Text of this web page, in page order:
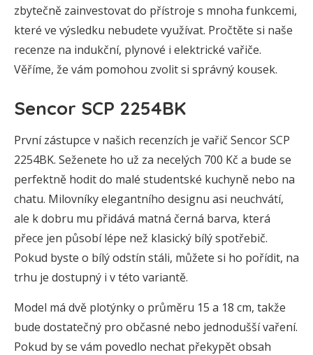
zbytečně zainvestovat do přístroje s mnoha funkcemi,
které ve výsledku nebudete využívat. Pročtěte si naše
recenze na indukční, plynové i elektrické vařiče.
Věříme, že vám pomohou zvolit si správný kousek.
Sencor SCP 2254BK
První zástupce v našich recenzích je vařič Sencor SCP
2254BK. Seženete ho už za necelých 700 Kč a bude se
perfektně hodit do malé studentské kuchyně nebo na
chatu. Milovníky elegantního designu asi neuchvátí,
ale k dobru mu přidává matná černá barva, která
přece jen působí lépe než klasický bílý spotřebič.
Pokud byste o bílý odstín stáli, můžete si ho pořídit, na
trhu je dostupný i v této variantě.
Model má dvě plotýnky o průměru 15 a 18 cm, takže
bude dostatečný pro občasné nebo jednodušší vaření.
Pokud by se vám povedlo nechat překypět obsah